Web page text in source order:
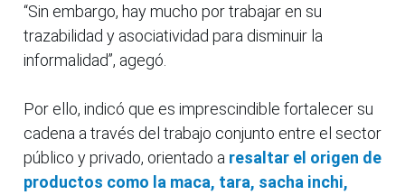
“Sin embargo, hay mucho por trabajar en su
trazabilidad y asociatividad para disminuir la
informalidad”, agegó.
Por ello, indicó que es imprescindible fortalecer su
cadena a través del trabajo conjunto entre el sector
público y privado, orientado a resaltar el origen de
productos como la maca, tara, sacha inchi,